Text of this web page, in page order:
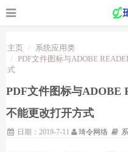
主页
系统应用类
PDF文件图标与ADOBE
式
PDF文件图标与ADOBE
不能更改打开方式
日期：2019-7-11 琦令网络